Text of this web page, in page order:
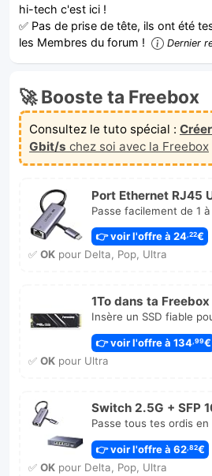
hi-tech c'est ici !
✅ Pas de prise de tête, ils ont été
les Membres du forum !
Dernier
🚀 Booste ta Freebox
Consultez le tuto spécial :
Gbit/s chez soi avec la Freebox
Port Ethernet RJ45
Passe facilement de 1
👉 voir l'offre à 24 ,22€
✅ OKpour Delta, Pop, Ultra
1To dans ta
Insère un SSD fiable
👉 voir l'offre à 134 ,99€
✅ OKpour Ultra
Switch 2.5G + SFP
Passe tous tes ordis en
👉 voir l'offre à 62,82€
✅ OKpour Delta, Pop, Ultra